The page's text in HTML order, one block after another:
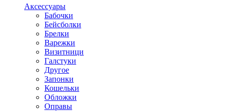
Аксессуары
Бабочки
Бейсболки
Брелки
Варежки
Визитници
Галстуки
Другое
Запонки
Кошельки
Обложки
Оправы